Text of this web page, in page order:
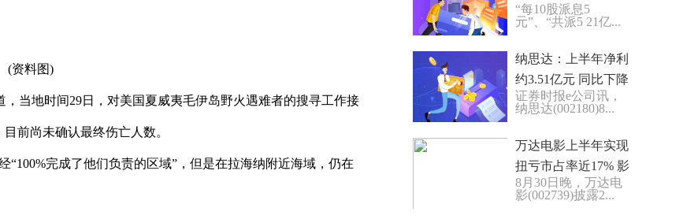
(资料图)
，当地时间29日，对美国夏威夷毛伊岛野火遇难者的搜寻工作接
前尚未确认最终伤亡人数。
完成了他们负责的区域”，但是在拉海纳附近海域，仍在
趋势：主板去年现金
额
“每10股派息5
元”、“共派5 21亿...
纳思达：上半年净利
约3.51亿元 同比下降
67.07%
证券时报e公司讯，
纳思达(002180)8...
万达电影上半年实现
扭亏市占率近17% 影
视院线公司业绩普增
8月30日晚，万达电
影(002739)披露2...